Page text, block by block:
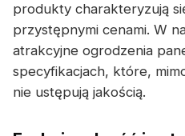
produkty charakteryzują
przystępnymi cenami. W
atrakcyjne ogrodzenia
specyfikacjach, które,
nie ustępują jakością.